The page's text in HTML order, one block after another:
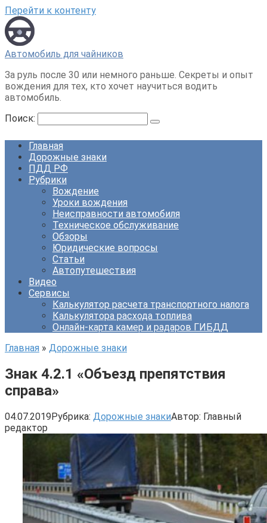
Перейти к контенту
Автомобиль для чайников
За руль после 30 или немного раньше. Секреты и опыт
вождения для тех, кто хочет научиться водить
автомобиль.
Поиск:
Главная
Дорожные знаки
ПДД РФ
Рубрики
Вождение
Уроки вождения
Неисправности автомобиля
Техническое обслуживание
Обзоры
Юридические вопросы
Статьи
Автопутешествия
Видео
Сервисы
Калькулятор расчета транспортного налога
Калькулятора расхода топлива
Онлайн-карта камер и радаров ГИБДД
Главная » Дорожные знаки
Знак 4.2.1 «Объезд препятствия
справа»
04.07.2019Рубрика: Дорожные знакиАвтор: Главный
редактор